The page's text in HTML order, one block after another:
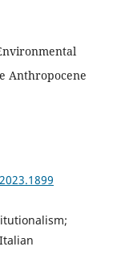
Anthropocene